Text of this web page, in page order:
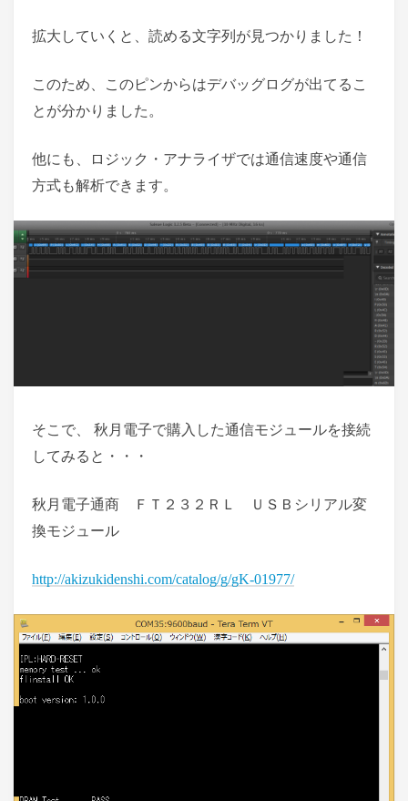
拡大していくと、読める文字列が見つかりました！
このため、このピンからはデバッグログが出てるこ
とが分かりました。
他にも、ロジック・アナライザでは通信速度や通信
方式も解析できます。
そこで、 秋月電子で購入した通信モジュールを接続
してみると・・・
秋月電子通商 ＦＴ２３２ＲＬ ＵＳＢシリアル変
換モジュール
http://akizukidenshi.com/catalog/g/gK-01977/